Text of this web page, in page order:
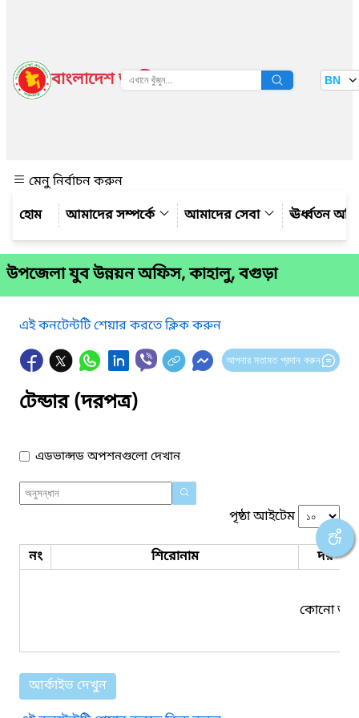
বাংলাদেশ জাতীয় তথ্য বাতায়ন BN
মেনু নির্বাচন করুন
আমাদের সম্পর্কে
আমাদের সেবা ঊর্ধ্বতন
উপজেলা যুব উন্নয়ন অফিস, কাহালু, বগুড়া
এই কনটেন্টটি শেয়ার করতে ক্লিক করুন
আপনার মতামত প্রদান করুন
টেন্ডার (দরপত্র)
এডভান্সড অপশনগুলো দেখান
পৃষ্ঠা আইটেম
নং শিরোনাম দরপত্র
কোনো তথ্য
আর্কাইভ দেখুন